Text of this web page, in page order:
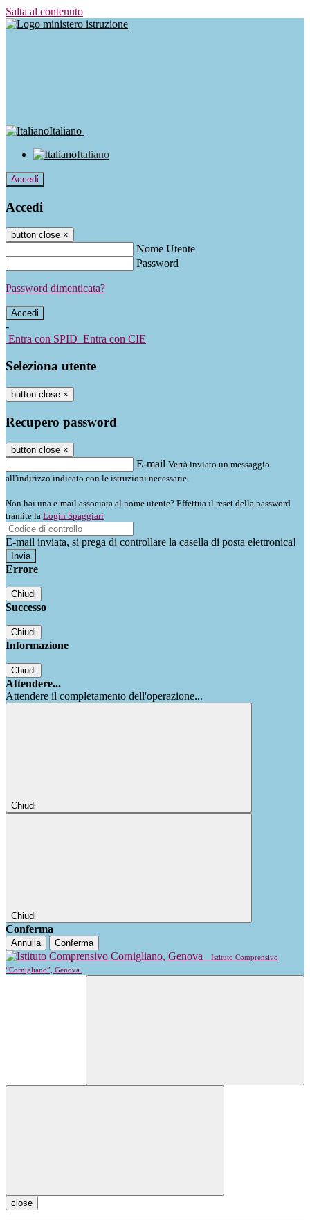
Salta al contenuto
Italiano
Italiano
Accedi
Accedi
button close ×
Nome Utente
Password
Password dimenticata?
-
Entra con SPID Entra con CIE
Seleziona utente
button close ×
Recupero password
button close ×
E-mail Verrà inviato un messaggio
all'indirizzo indicato con le istruzioni necessarie.
Non hai una e-mail associata al nome utente? Effettua il reset della password
tramite la Login Spaggiari
E-mail inviata, si prega di controllare la casella di posta elettronica!
Errore
Chiudi
Successo
Chiudi
Informazione
Chiudi
Attendere...
Attendere il completamento dell'operazione...
Chiudi
Chiudi
Conferma
Annulla Conferma
Istituto Comprensivo
“Cornigliano”, Genova
close